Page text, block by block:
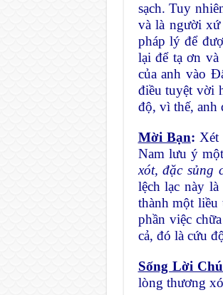
sạch. Tuy
và là người
pháp lý để
lại để tạ ơn
của anh vào
điều tuyệt vời
độ, vì thế, anh
Mời Bạn: Xét
Nam lưu ý
xót, đặc sủng
lệch lạc này
thành một liều
phần việc
cả, đó là cứu
Sống Lời
lòng thương